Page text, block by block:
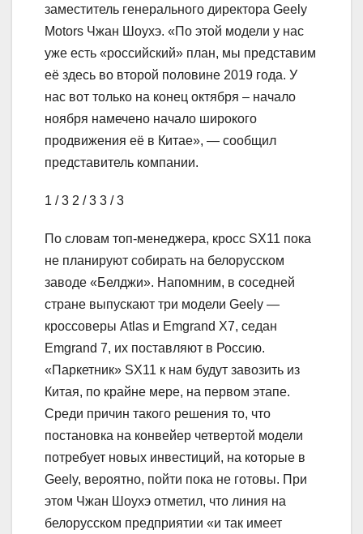
заместитель генерального директора Geely
Motors Чжан Шоухэ. «По этой модели у нас
уже есть «российский» план, мы представим
её здесь во второй половине 2019 года. У
нас вот только на конец октября – начало
ноября намечено начало широкого
продвижения её в Китае», — сообщил
представитель компании.
1 / 3 2 / 3 3 / 3
По словам топ-менеджера, кросс SX11 пока
не планируют собирать на белорусском
заводе «Белджи». Напомним, в соседней
стране выпускают три модели Geely —
кроссоверы Atlas и Emgrand X7, седан
Emgrand 7, их поставляют в Россию.
«Паркетник» SX11 к нам будут завозить из
Китая, по крайне мере, на первом этапе.
Среди причин такого решения то, что
постановка на конвейер четвертой модели
потребует новых инвестиций, на которые в
Geely, вероятно, пойти пока не готовы. При
этом Чжан Шоухэ отметил, что линия на
белорусском предприятии «и так имеет